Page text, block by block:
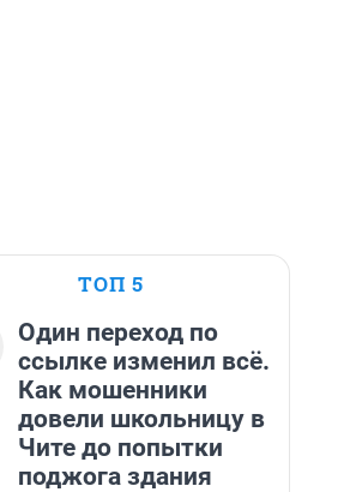
ТОП 5
Один переход по
ссылке изменил всё.
Как мошенники
довели школьницу в
Чите до попытки
поджога здания